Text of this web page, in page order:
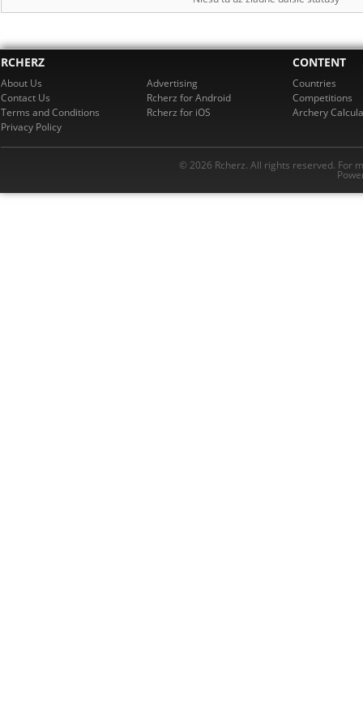
RCHERZ
About Us
Contact Us
Terms and Conditions
Privacy Policy
Advertising
Rcherz for Android
Rcherz for iOS
CONTENT
Countries
Competitions
Archery
© 2026 Rcherz. All rights reserved. For